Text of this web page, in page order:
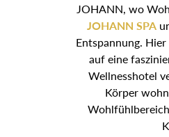
JOHANN, wo
JOHANN SPA
Entspannung.
auf eine
Wellnesshotel
Körper